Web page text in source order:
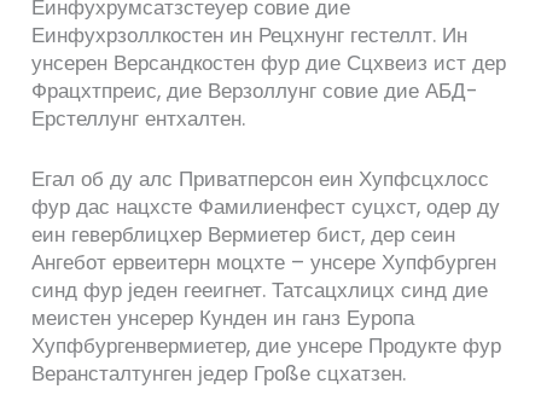
Еинфухрумсатзстеуер совие дие
Еинфухрзоллкостен ин Рецхнунг гестеллт. Ин
унсерен Версандкостен фур дие Сцхвеиз ист дер
Фрацхтпреис, дие Верзоллунг совие дие АБД-
Ерстеллунг ентхалтен.
Егал об ду алс Приватперсон еин Хупфсцхлосс
фур дас нацхсте Фамилиенфест суцхст, одер ду
еин геверблицхер Вермиетер бист, дер сеин
Ангебот ервеитерн моцхте – унсере Хупфбурген
синд фур једен гееигнет. Татсацхлицх синд дие
меистен унсерер Кунден ин ганз Еуропа
Хупфбургенвермиетер, дие унсере Продукте фур
Верансталтунген једер Гроßе сцхатзен.